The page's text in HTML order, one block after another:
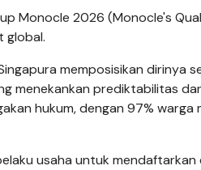
Monocle 2026 (Monocle's
global.
memposisikan dirinya
menekankan prediktabilitas
hukum, dengan 97% warga
usaha untuk